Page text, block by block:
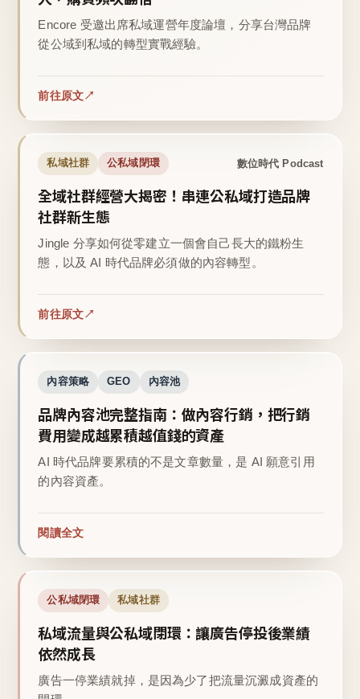
Encore 受邀出席私域運營年度論壇，分享台灣品牌
從公域到私域的轉型實戰經驗。
前往原文
私域社群 公私域閉環 數位時代 Podcast
全域社群經營大揭密！串連公私域打造品牌
社群新生態
Jingle 分享如何從零建立一個會自己長大的鐵粉生
態，以及 AI 時代品牌必須做的內容轉型。
前往原文
內容策略 GEO 內容池
品牌內容池完整指南：做內容行銷，把行銷
費用變成越累積越值錢的資產
AI 時代品牌要累積的不是文章數量，是 AI 願意引用
的內容資產。
閱讀全文
公私域閉環 私域社群
私域流量與公私域閉環：讓廣告停投後業績
依然成長
廣告一停業績就掉，是因為少了把流量沉澱成資產的